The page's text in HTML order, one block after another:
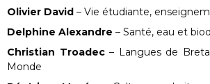
Olivier David – Vie étudiante,
Delphine Alexandre – Santé, eau et
Christian Troadec – Langues de
Monde